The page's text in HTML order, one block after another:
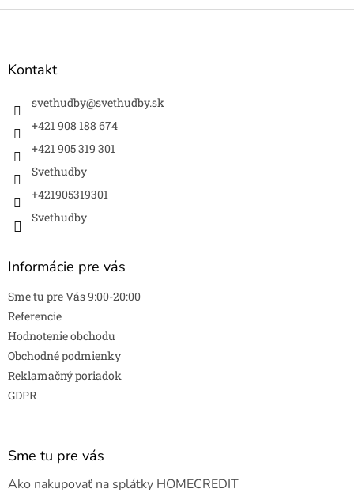
Z
Kontakt
svethudby@svethudby.sk
+421 908 188 674
+421 905 319 301
Svethudby
+421905319301
Svethudby
Informácie pre vás
Sme tu pre Vás 9:00-20:00
Referencie
Hodnotenie obchodu
Obchodné podmienky
Reklamačný poriadok
GDPR
Sme tu pre vás
Ako nakupovať na splátky HOMECREDIT